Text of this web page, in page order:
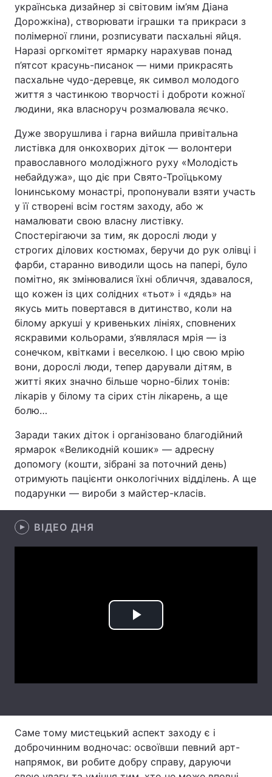
Відео з Youtube
Інтерв'ю Думки
Архів Вакансії
Контакти
Тема оформлення
українська дизайнер зі світовим ім’ям Діана
Дорожкіна), створювати іграшки та прикраси з
полімерної глини, розписувати пасхальні яйця.
Наразі оргкомітет ярмарку нарахував понад
п’ятсот красунь-писанок ― ними прикрасять
пасхальне чудо-деревце, як символ молодого
життя з частинкою творчості і доброти кожної
людини, яка власноруч розмалювала яєчко.
Дуже зворушлива і гарна вийшла привітальна
листівка для онкохворих діток ― волонтери
православного молодіжного руху «Молодість
небайдужа», що діє при Свято-Троїцькому
Іонинському монастрі, пропонували взяти участь
у її створені всім гостям заходу, або ж
намалювати свою власну листівку.
Спостерігаючи за тим, як дорослі люди у
строгих ділових костюмах, беручи до рук олівці і
фарби, старанно виводили щось на папері, було
помітно, як змінювалися їхні обличчя, здавалося,
що кожен із цих солідних «тьот» і «дядь» на
якусь мить повертався в дитинство, коли на
білому аркуші у кривеньких лініях, сповнених
яскравими кольорами, з’являлася мрія ― із
сонечком, квітками і веселкою. І цю свою мрію
вони, дорослі люди, тепер дарували дітям, в
житті яких значно більше чорно-білих тонів:
лікарів у білому та сірих стін лікарень, а ще
болю…
Заради таких діток і організовано благодійний
ярмарок «Великодній кошик» ― адресну
допомогу (кошти, зібрані за поточний день)
отримують пацієнти онкологічних відділень. А ще
подарунки ― вироби з майстер-класів.
ВІДЕО ДНЯ
Play
Саме тому мистецький аспект заходу є і
доброчинним водночас: освоївши певний арт-
напрямок, ви робите добру справу, даруючи